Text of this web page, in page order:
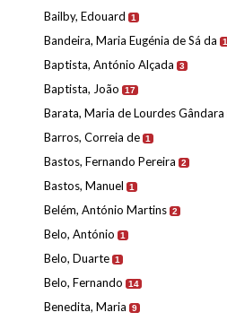
Bailby, Edouard 1
Bandeira, Maria Eugénia de Sá da 1
Baptista, António Alçada 3
Baptista, João 17
Barata, Maria de Lourdes Gândara
Barros, Correia de 1
Bastos, Fernando Pereira 2
Bastos, Manuel 1
Belém, António Martins 2
Belo, António 1
Belo, Duarte 1
Belo, Fernando 14
Benedita, Maria 9